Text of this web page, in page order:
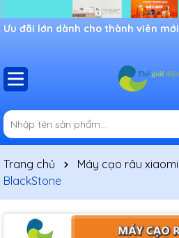
Ưu đãi lớn dành cho thành viên mới
Trang chủ Máy cạo râu xiaomi
BlackStone